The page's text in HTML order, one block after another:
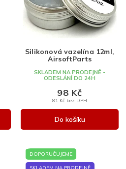
Abecedně
Silikonová vazelína 12ml,
AirsoftParts
SKLADEM NA PRODEJNĚ -
ODESLÁNÍ DO 24H
81 Kč bez DPH
98 Kč
Do košíku
DOPORUČUJEME